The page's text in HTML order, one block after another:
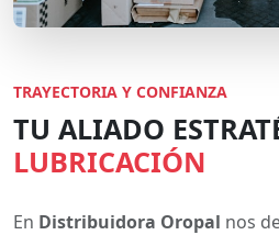
TRAYECTORIA Y CONFIANZA
TU ALIADO
LUBRICACIÓN
En Distribuidora Oropal nos